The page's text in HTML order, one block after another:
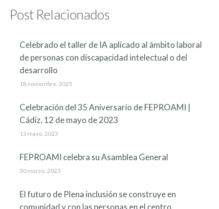
Post Relacionados
Celebrado el taller de IA aplicado al ámbito laboral
de personas con discapacidad intelectual o del
desarrollo
18 noviembre, 2025
Celebración del 35 Aniversario de FEPROAMI |
Cádiz, 12 de mayo de 2023
13 mayo, 2023
FEPROAMI celebra su Asamblea General
30 marzo, 2023
El futuro de Plena inclusión se construye en
comunidad y con las personas en el centro